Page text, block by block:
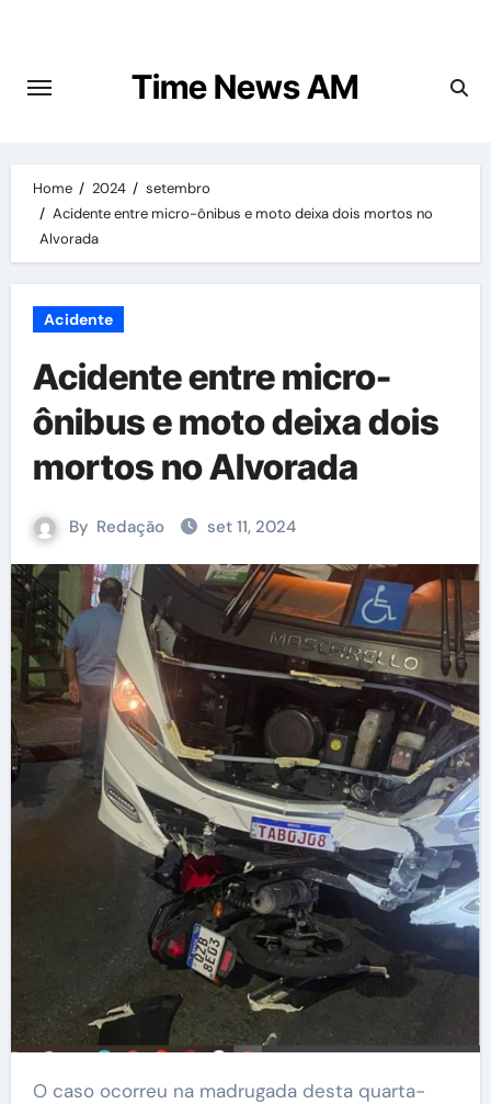
content
Time News AM
Home 2024
setembro
Acidente entre micro-ônibus e moto deixa dois mortos no
Alvorada
Acidente
Acidente entre micro-
ônibus e moto deixa dois
mortos no Alvorada
By Redação set 11, 2024
O caso ocorreu na madrugada desta quarta-